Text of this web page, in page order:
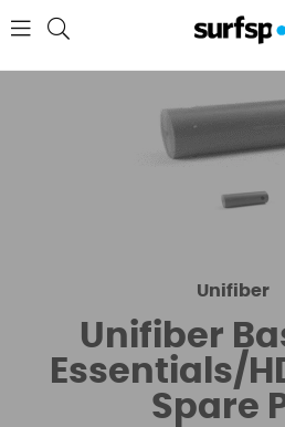
Unifiber
Unifiber
Essentials/
Spare